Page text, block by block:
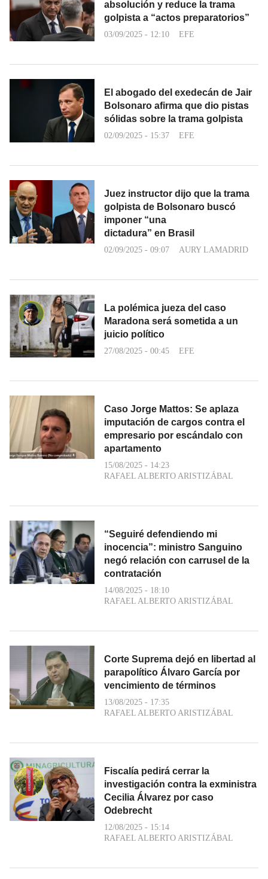
absolución y reduce la trama
golpista a “actos preparatorios”
03/09/2025 - 12:10 EFE
El abogado del exedecán de Jair
Bolsonaro afirma que dio pistas
sólidas sobre la trama golpista
02/09/2025 - 15:37 EFE
Juez instructor dijo que la trama
golpista de Bolsonaro buscó
imponer “una
dictadura” en Brasil
02/09/2025 - 09:07 AURY LAMADRID
La polémica jueza del caso
Maradona será sometida a un
juicio político
27/08/2025 - 00:45 EFE
Caso Jorge Mattos: Se aplaza
imputación de cargos contra el
empresario por escándalo con
apartamento
15/08/2025 - 14:23
RAFAEL ALBERTO ARISTIZÁBAL
“Seguiré defendiendo mi
inocencia”: ministro Sanguino
negó relación con carrusel de la
contratación
14/08/2025 - 18:10
RAFAEL ALBERTO ARISTIZÁBAL
Corte Suprema dejó en libertad al
parapolítico Álvaro García por
vencimiento de términos
13/08/2025 - 17:35
RAFAEL ALBERTO ARISTIZÁBAL
Fiscalía pedirá cerrar la
investigación contra la exministra
Cecilia Álvarez por caso
Odebrecht
12/08/2025 - 15:14
RAFAEL ALBERTO ARISTIZÁBAL